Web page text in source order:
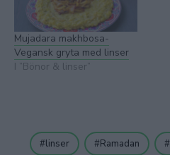
Mujadara makhbosa-
Vegansk gryta med linser
I ”Bönor & linser”
linser Ramadan